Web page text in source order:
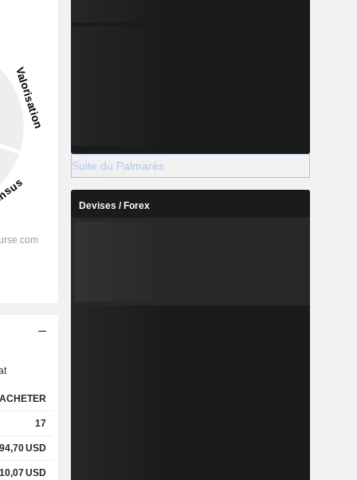
ACHETER
17
94,70USD
USD
Suite du Palmarès
Devises / Forex